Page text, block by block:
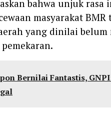
bahwa unjuk rasa
masyarakat BMR
yang dinilai belum
Bernilai Fantastis,